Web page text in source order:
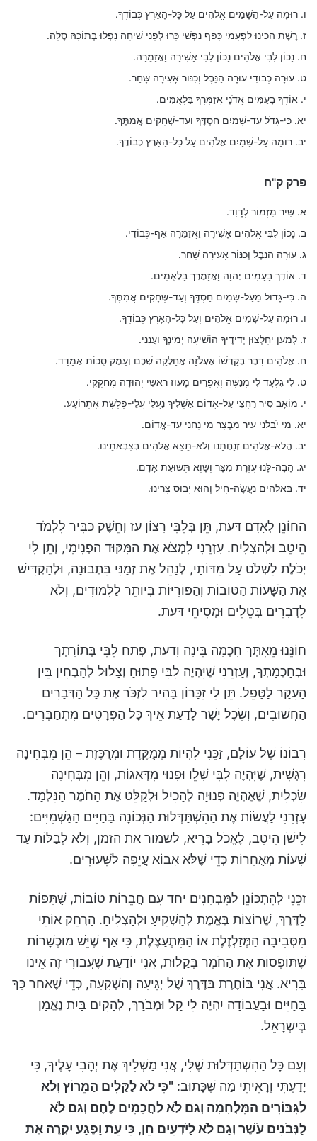
ו. רוּמָה עַל-הַשָּׁמַיִם אֱלֹהִים עַל כָּל-הָאָרֶץ כְּבוֹדֶךָ.
ז. רֶשֶׁת הֵכִינוּ לִפְעָמַי כָּפַף נַפְשִׁי כָּרוּ לְפָנַי שִׁיחָה נָפְלוּ בְתוֹכָהּ סֶלָה.
ח. נָכוֹן לִבִּי אֱלֹהִים נָכוֹן לִבִּי אָשִׁירָה וַאֲזַמֵּרָה.
ט. עוּרָה כְבוֹדִי עוּרָה הַנֵּבֶל וְכִנּוֹר אָעִירָה שָּׁחַר.
י. אוֹדְךָ בָעַמִּים אֲדֹנָי אֲזַמֶּרְךָ בַּלְאֻמִּים.
יא. כִּי-גָדֹל עַד-שָׁמַיִם חַסְדֶּךָ ועַד-שְׁחָקִים אֲמִתֶּךָ.
יב. רוּמָה עַל-שָׁמַיִם אֱלֹהִים עַל כָּל-הָאָרֶץ כְּבוֹדֶךָ.
פרק ק"ח
א. שִׁיר מִזְמוֹר לְדָוִד.
ב. נָכוֹן לִבִּי אֱלֹהִים אָשִׁירָה וַאֲזַמֵּרָה אַף-כְּבוֹדִי.
ג. עוּרָה הַנֵּבֶל וְכִנּוֹר אָעִירָה שָּׁחַר.
ד. אוֹדְךָ בָעַמִּים יְהוָה וַאֲזַמֶּרְךָ בַּלְאֻמִּים.
ה. כִּי-גָדוֹל מֵעַל-שָׁמַיִם חַסְדֶּךָ וְעַד-שְׁחָקִים אֲמִתֶּךָ.
ו. רוּמָה עַל-שָׁמַיִם אֱלֹהִים וְעַל כָּל-הָאָרֶץ כְּבוֹדֶךָ.
ז. לְמַעַן יֵחָלְצוּן יְדִידֶיךָ הוֹשִׁיעָה יְמִינְךָ וַעֲנֵנִי.
ח. אֱלֹהִים דִּבֶּר בְּקָדְשׁוֹ אֶעְלֹזָה אֲחַלְּקָה שְׁכֶם וְעֵמֶק סֻכּוֹת אֲמַדֵּד.
ט. לִי גִלְעָד לִי מְנַשֶּׁה וְאֶפְרַיִם מָעוֹז רֹאשִׁי יְהוּדָה מְחֹקְקִי.
י. מוֹאָב סִיר רַחְצִי עַל-אֱדוֹם אַשְׁלִיךְ נַעֲלִי עֲלֵי-פְלֶשֶׁת אֶתְרוֹעָע.
יא. מִי יֹבִלֵנִי עִיר מִבְצָר מִי נָחַנִי עַד-אֱדוֹם.
יב. הֲלֹא-אֱלֹהִים זְנַחְתָּנוּ וְלֹא-תֵצֵא אֱלֹהִים בְּצִבְאֹתֵינוּ.
יג. הָבָה-לָּנוּ עֶזְרָת מִצָּר וְשָׁוְא תְּשׁוּעַת אָדָם.
יד. בֵּאלֹהִים נַעֲשֶׂה-חָיִל וְהוּא יָבוּס צָרֵינוּ.
הַחוֹנֵן לְאָדָם דַּעַת, תֵּן בְּלִבִּי רָצוֹן עַז וְחֵשֶׁק כַּבִּיר לִלְמֹד
הֵיטֵב וּלְהַצְלִיחַ. עָזְרֵנִי לִמְצֹא אֶת הַמִּקּוּד הַפְּנִימִי, וְתֵן לִי
יְכֹלֶת לִשְׁלֹט עַל מִדּוֹתַי, לְנַהֵל אֶת זְמַנִּי בִּתְבוּנָה, וּלְהַקְדִּישׁ
אֶת הַשָּׁעוֹת הַטּוֹבוֹת וְהַפּוֹרִיּוֹת בְּיוֹתֵר לַלִּמּוּדִים, וְלֹא
לִדְבָרִים בְּטֵלִים וּמְסִיחֵי דַּעַת.
חוֹנֵּנוּ מֵאִתְּךָ חָכְמָה בִּינָה וָדַעַת, פְּתַח לִבִּי בְּתוֹרָתְךָ
וּבְחָכְמָתְךָ, וְעָזְרֵנִי שֶׁיִּהְיֶה לִבִּי פָּתוּחַ וְצָלוּל לְהַבְחִין בֵּין
הָעִקָּר לַטָּפֵל. תֵּן לִי זִכָּרוֹן בָּהִיר לִזְכֹּר אֶת כָּל הַדְּבָרִים
הַחֲשׁוּבִים, וְשֵׂכֶל יָשָׁר לָדַעַת אֵיךְ כָּל הַפְּרָטִים מִתְחַבְּרִים.
רִבּוֹנוֹ שֶׁל עוֹלָם, זַכֵּנִי לִהְיוֹת מְמֻקֶּדֶת וּמְרֻכֶּזֶת – הֵן מִבְּחִינָה
רִגְשִׁית, שֶׁיִּהְיֶה לִבִּי שָׁלֵו וּפָנוּי מִדְּאָגוֹת, וְהֵן מִבְּחִינָה
שִׂכְלִית, שֶׁאֶהְיֶה פְנוּיָה לְהָכִיל וּלְקַלֵּט אֶת הַחֹמֶר הַנִּלְמָד.
עָזְרֵנִי לַעֲשׂוֹת אֶת הַהִשְׁתַּדְּלוּת הַנְּכוֹנָה בַּחַיִּים הַגַּשְׁמִיִּים:
לִישֹׁן הֵיטֵב, לֶאֱכֹל בָּרִיא, לשמור את הזמן, וְלֹא לְבַלּוֹת עַד
שָׁעוֹת מְאֻחָרוֹת כְּדֵי שֶׁלֹּא אָבוֹא עֲיֵפָה לַשִּׁעוּרִים.
זַכֵּנִי לְהִתְכּוֹנֵן לַמִּבְחָנִים יַחַד עִם חֲבֵרוֹת טוֹבוֹת, שֻׁתָּפוֹת
לַדֶּרֶךְ, שֶׁרוֹצוֹת בֶּאֱמֶת לְהַשְׁקִיעַ וּלְהַצְלִיחַ. הַרְחֵק אוֹתִי
מִסְּבִיבָה הַמְּזַלְזֶלֶת אוֹ הַמִּתְעַצֶּלֶת, כִּי אַף שֶׁיֵּשׁ מוּכְשָׁרוֹת
שֶׁתּוֹפְסוֹת אֶת הַחֹמֶר בְּקַלּוּת, אֲנִי יוֹדַעַת שֶׁעֲבוּרִי זֶה אֵינוֹ
בָּרִיא. אֲנִי בּוֹחֶרֶת בַּדֶּרֶךְ שֶׁל יְגִיעָה וְהַשְׁקָעָה, כְּדֵי שֶׁאַחַר כָּךְ
בַּחַיִּים וּבָעֲבוֹדָה יִהְיֶה לִי קַל וּמְבֹרָךְ, לְהָקִים בַּיִת נֶאֱמָן
בְּיִשְׂרָאֵל.
וְעִם כָּל הַהִשְׁתַּדְּלוּת שֶׁלִּי, אֲנִי מַשְׁלִיךְ אֶת יְהָבִי עָלֶיךָ, כִּי
יָדַעְתִּי וְרָאִיתִי מַה שֶּׁכָּתוּב: "כִּי לֹא לַקַּלִּים הַמֵּרוֹץ וְלֹא
לַגִּבּוֹרִים הַמִּלְחָמָה וְגַם לֹא לַחֲכָמִים לֶחֶם וְגַם לֹא
לַנְּבֹנִים עֹשֶׁר וְגַם לֹא לַיֹּדְעִים חֵן, כִּי עֵת וָפֶגַע יִקְרֶה אֶת